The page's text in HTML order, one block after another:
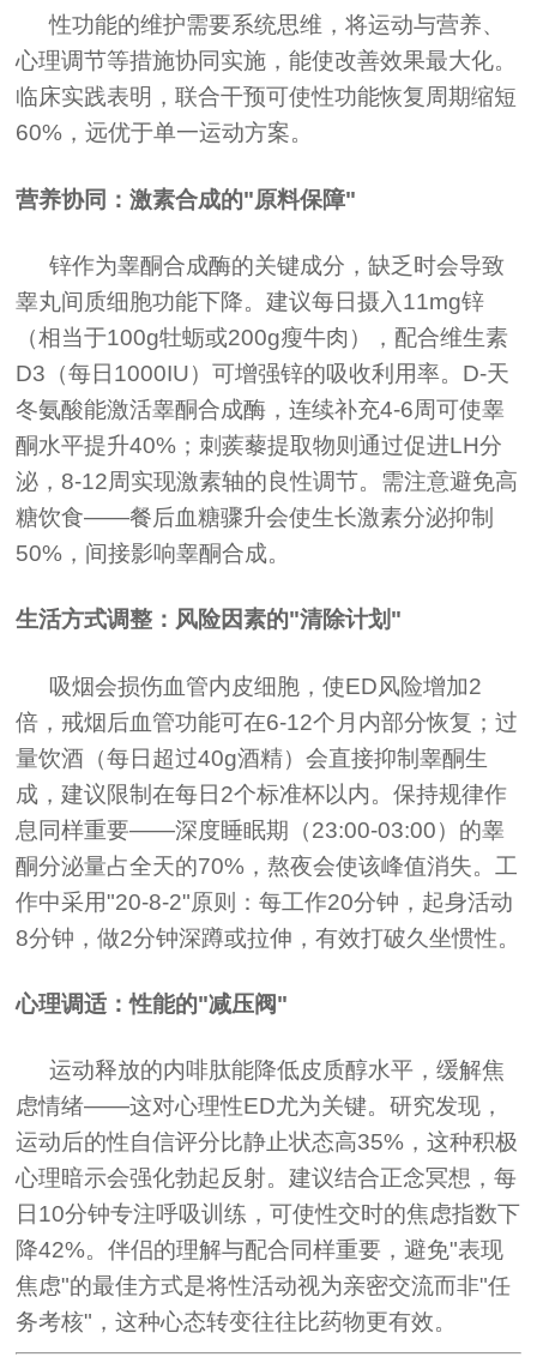
性功能的维护需要系统思维，将运动与营养、
心理调节等措施协同实施，能使改善效果最大化。
临床实践表明，联合干预可使性功能恢复周期缩短
60%，远优于单一运动方案。
营养协同：激素合成的"原料保障"
锌作为睾酮合成酶的关键成分，缺乏时会导致
睾丸间质细胞功能下降。建议每日摄入11mg锌
（相当于100g牡蛎或200g瘦牛肉），配合维生素
D3（每日1000IU）可增强锌的吸收利用率。D-天
冬氨酸能激活睾酮合成酶，连续补充4-6周可使睾
酮水平提升40%；刺蒺藜提取物则通过促进LH分
泌，8-12周实现激素轴的良性调节。需注意避免高
糖饮食——餐后血糖骤升会使生长激素分泌抑制
50%，间接影响睾酮合成。
生活方式调整：风险因素的"清除计划"
吸烟会损伤血管内皮细胞，使ED风险增加2
倍，戒烟后血管功能可在6-12个月内部分恢复；过
量饮酒（每日超过40g酒精）会直接抑制睾酮生
成，建议限制在每日2个标准杯以内。保持规律作
息同样重要——深度睡眠期（23:00-03:00）的睾
酮分泌量占全天的70%，熬夜会使该峰值消失。工
作中采用"20-8-2"原则：每工作20分钟，起身活动
8分钟，做2分钟深蹲或拉伸，有效打破久坐惯性。
心理调适：性能的"减压阀"
运动释放的内啡肽能降低皮质醇水平，缓解焦
虑情绪——这对心理性ED尤为关键。研究发现，
运动后的性自信评分比静止状态高35%，这种积极
心理暗示会强化勃起反射。建议结合正念冥想，每
日10分钟专注呼吸训练，可使性交时的焦虑指数下
降42%。伴侣的理解与配合同样重要，避免"表现
焦虑"的最佳方式是将性活动视为亲密交流而非"任
务考核"，这种心态转变往往比药物更有效。